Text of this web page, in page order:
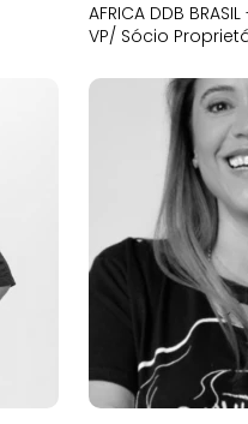
AFRICA DDB
VP/ Sócio